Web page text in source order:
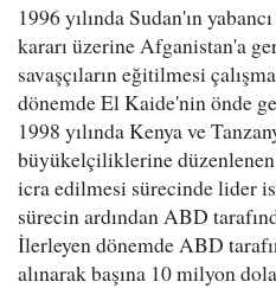
1996 yılında Sudan'ın
kararı üzerine Afganistan'a
savaşçıların eğitilmesi
dönemde El Kaide'nin önde
1998 yılında Kenya ve
büyükelçiliklerine düzenlenen
icra edilmesi sürecinde lider
sürecin ardından ABD
İlerleyen dönemde ABD
alınarak başına 10 milyon